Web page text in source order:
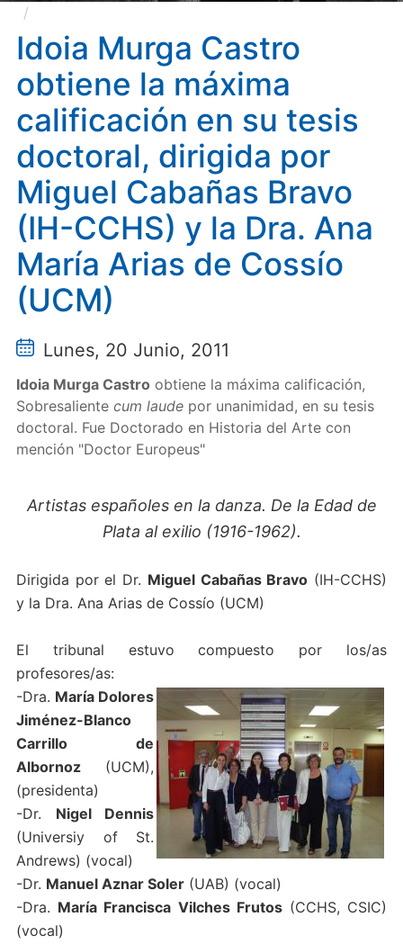
en su tesis doctoral, dirigida por Miguel Cabañas
Bravo (IH-CCHS) y la Dra. Ana María Arias de Cossío
(UCM)
Idoia Murga Castro
obtiene la máxima
calificación en su tesis
doctoral, dirigida por
Miguel Cabañas Bravo
(IH-CCHS) y la Dra. Ana
María Arias de Cossío
(UCM)
Lunes, 20 Junio, 2011
Idoia Murga Castro obtiene la máxima calificación,
Sobresaliente cum laudepor unanimidad, en su tesis
doctoral. Fue Doctorado en Historia del Arte con
mención "Doctor Europeus"
Artistas españoles en la danza. De la Edad de
Plata al exilio (1916-1962).
Dirigida por el Dr. Miguel Cabañas Bravo (IH-CCHS)
y la Dra. Ana Arias de Cossío (UCM)
El tribunal estuvo compuesto por los/as
profesores/as:
-Dra. María Dolores
Jiménez-Blanco
Carrillo de
Albornoz(UCM),
(presidenta)
-Dr. Nigel Dennis
(Universiy of St.
Andrews) (vocal)
-Dr. Manuel Aznar Soler(UAB) (vocal)
-Dra. María Francisca Vilches Frutos(CCHS, CSIC)
(vocal)